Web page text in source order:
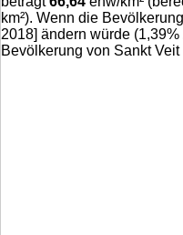
km²). Wenn die
2018] ändern würde (1,39%
Bevölkerung von Sankt